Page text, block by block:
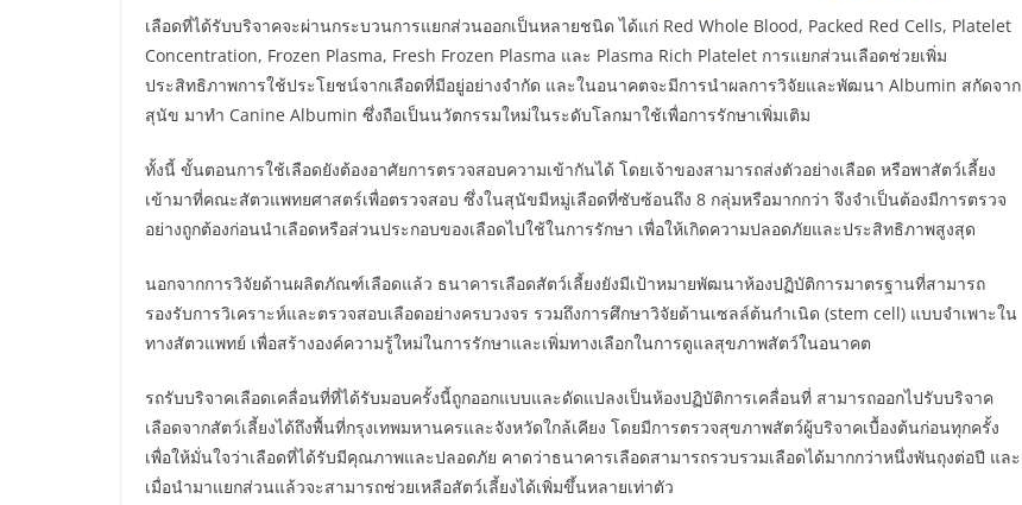
เลือดที่ได้รับบริจาคจะผ่านกระบวนการแยกส่วนออกเป็นหลายชนิด ได้แก่ Red Whole Blood, Packed Red Cells, Platelet
Concentration, Frozen Plasma, Fresh Frozen Plasma และ Plasma Rich Platelet การแยกส่วนเลือดช่วยเพิ่ม
ประสิทธิภาพการใช้ประโยชน์จากเลือดที่มีอยู่อย่างจำกัด และในอนาคตจะมีการนำผลการวิจัยและพัฒนา Albumin สกัดจาก
สุนัข มาทำ Canine Albumin ซึ่งถือเป็นนวัตกรรมใหม่ในระดับโลกมาใช้เพื่อการรักษาเพิ่มเติม
ทั้งนี้ ขั้นตอนการใช้เลือดยังต้องอาศัยการตรวจสอบความเข้ากันได้ โดยเจ้าของสามารถส่งตัวอย่างเลือด หรือพาสัตว์เลี้ยง
เข้ามาที่คณะสัตวแพทยศาสตร์เพื่อตรวจสอบ ซึ่งในสุนัขมีหมู่เลือดที่ซับซ้อนถึง 8 กลุ่มหรือมากกว่า จึงจำเป็นต้องมีการตรวจ
อย่างถูกต้องก่อนนำเลือดหรือส่วนประกอบของเลือดไปใช้ในการรักษา เพื่อให้เกิดความปลอดภัยและประสิทธิภาพสูงสุด
นอกจากการวิจัยด้านผลิตภัณฑ์เลือดแล้ว ธนาคารเลือดสัตว์เลี้ยงยังมีเป้าหมายพัฒนาห้องปฏิบัติการมาตรฐานที่สามารถ
รองรับการวิเคราะห์และตรวจสอบเลือดอย่างครบวงจร รวมถึงการศึกษาวิจัยด้านเซลล์ต้นกำเนิด (stem cell) แบบจำเพาะใน
ทางสัตวแพทย์ เพื่อสร้างองค์ความรู้ใหม่ในการรักษาและเพิ่มทางเลือกในการดูแลสุขภาพสัตว์ในอนาคต
รถรับบริจาคเลือดเคลื่อนที่ที่ได้รับมอบครั้งนี้ถูกออกแบบและดัดแปลงเป็นห้องปฏิบัติการเคลื่อนที่ สามารถออกไปรับบริจาค
เลือดจากสัตว์เลี้ยงได้ถึงพื้นที่กรุงเทพมหานครและจังหวัดใกล้เคียง โดยมีการตรวจสุขภาพสัตว์ผู้บริจาคเบื้องต้นก่อนทุกครั้ง
เพื่อให้มั่นใจว่าเลือดที่ได้รับมีคุณภาพและปลอดภัย คาดว่าธนาคารเลือดสามารถรวบรวมเลือดได้มากกว่าหนึ่งพันถุงต่อปี และ
เมื่อนำมาแยกส่วนแล้วจะสามารถช่วยเหลือสัตว์เลี้ยงได้เพิ่มขึ้นหลายเท่าตัว